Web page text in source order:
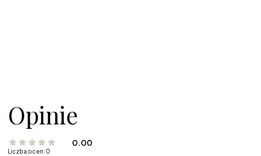
Opinie
0.00
Liczba ocen: 0